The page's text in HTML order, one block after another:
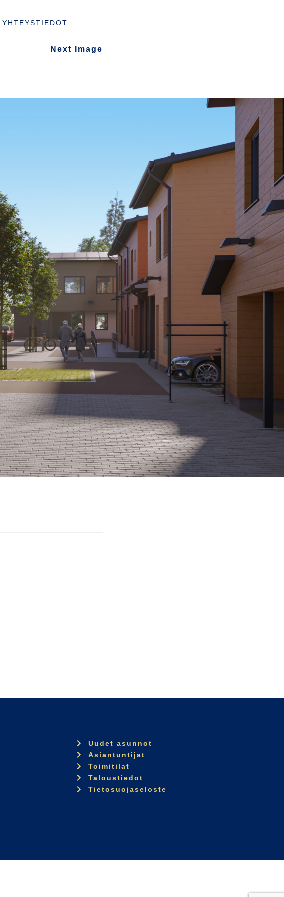
YHTEYSTIEDOT
Next Image
Uudet asunnot
Asiantuntijat
Toimitilat
Taloustiedot
Tietosuojaseloste